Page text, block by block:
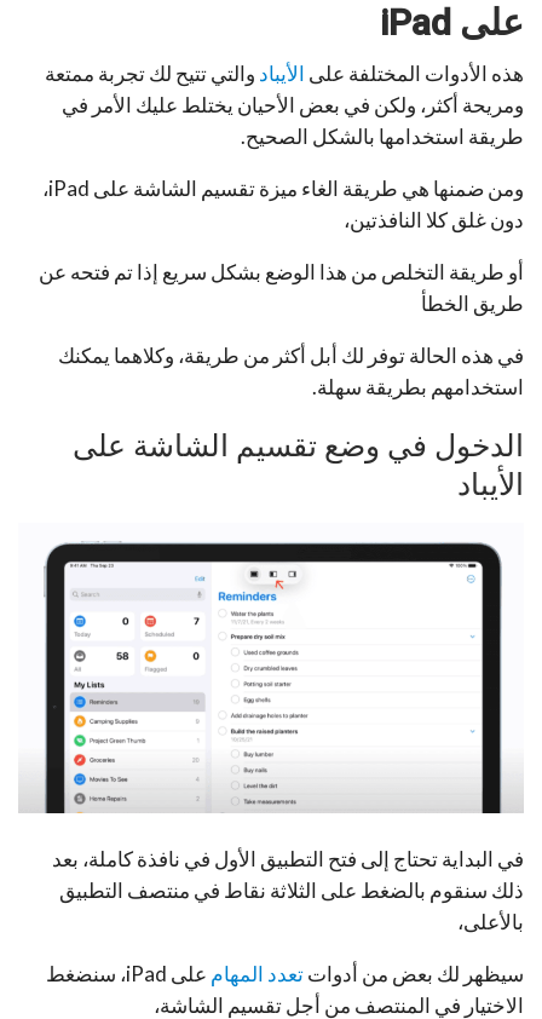
على iPad
هذه الأدوات المختلفة على الأيباد والتي تتيح لك تجربة ممتعة
ومريحة أكثر، ولكن في بعض الأحيان يختلط عليك الأمر في
طريقة استخدامها بالشكل الصحيح.
ومن ضمنها هي طريقة الغاء ميزة تقسيم الشاشة على iPad،
دون غلق كلا النافذتين،
أو طريقة التخلص من هذا الوضع بشكل سريع إذا تم فتحه عن
طريق الخطأ
في هذه الحالة توفر لك أبل أكثر من طريقة، وكلاهما يمكنك
استخدامهم بطريقة سهلة.
الدخول في وضع تقسيم الشاشة على
الأيباد
في البداية تحتاج إلى فتح التطبيق الأول في نافذة كاملة، بعد
ذلك سنقوم بالضغط على الثلاثة نقاط في منتصف التطبيق
بالأعلى،
سيظهر لك بعض من أدواتتعدد المهام
على iPad، سنضغط
الاختيار في المنتصف من أجل تقسيم الشاشة،